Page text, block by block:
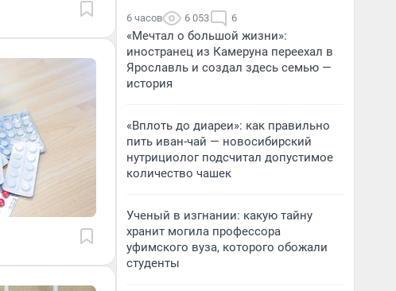
6 часов 6 053 6
«Мечтал о большой жизни»:
иностранец из Камеруна переехал в
Ярославль и создал здесь семью —
история
«Вплоть до диареи»: как правильно
пить иван-чай — новосибирский
нутрициолог подсчитал допустимое
количество чашек
Ученый в изгнании: какую тайну
хранит могила профессора
уфимского вуза, которого обожали
студенты